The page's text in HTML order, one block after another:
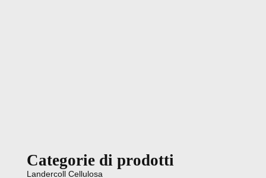
Categorie di prodotti
Landercoll Cellulosa